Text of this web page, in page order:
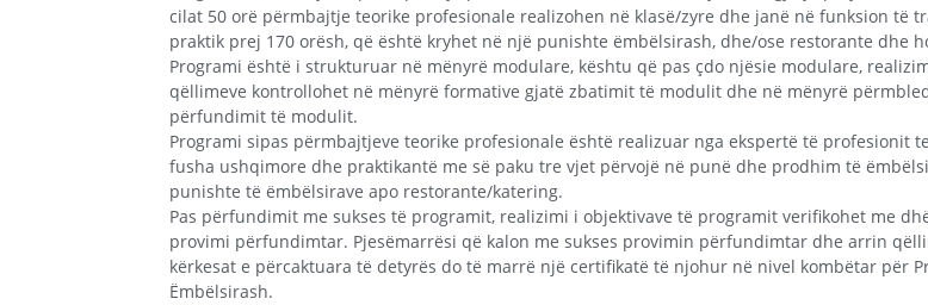
cilat 50 orë përmbajtje teorike profesionale realizohen në klasë/zyre dhe janë në funksion të
praktik prej 170 orësh, që është kryhet në një punishte ëmbëlsirash, dhe/ose restorante dhe
Programi është i strukturuar në mënyrë modulare, kështu që pas çdo njësie modulare,
qëllimeve kontrollohet në mënyrë formative gjatë zbatimit të modulit dhe në mënyrë
përfundimit të modulit.
Programi sipas përmbajtjeve teorike profesionale është realizuar nga ekspertë të profesionit
fusha ushqimore dhe praktikantë me së paku tre vjet përvojë në punë dhe prodhim të
punishte të ëmbëlsirave apo restorante/katering.
Pas përfundimit me sukses të programit, realizimi i objektivave të programit verifikohet me
provimi përfundimtar. Pjesëmarrësi që kalon me sukses provimin përfundimtar dhe arrin
kërkesat e përcaktuara të detyrës do të marrë një certifikatë të njohur në nivel kombëtar për
Ëmbëlsirash.